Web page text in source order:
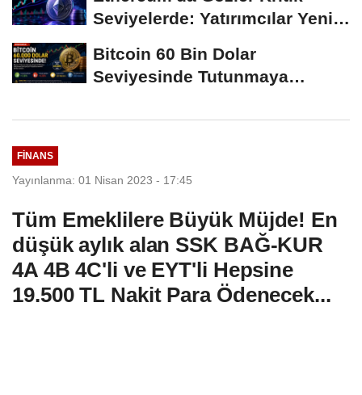
Seviyelerde: Yatırımcılar Yeni
Bitcoin 60 Bin Dolar
Seviyesinde Tutunmaya
FINANS
Yayınlanma: 01 Nisan 2023 - 17:45
Tüm Emeklilere Büyük Müjde! En
düşük aylık alan SSK BAĞ-KUR
4A 4B 4C'li ve EYT'li Hepsine
19.500 TL Nakit Para Ödenecek...